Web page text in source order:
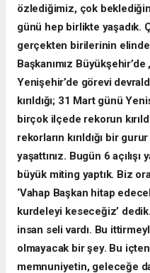
özlediğimiz, çok
günü hep birlikte yaşadık.
gerçekten birilerinin
Başkanımız
Yenişehir’de görevi
kırıldığı; 31 Mart günü
birçok ilçede rekorun
rekorların kırıldığı bir
yaşattınız. Bugün 6
büyük miting yaptık. Biz
‘Vahap Başkan hitap
kurdeleyi keseceğiz’
insan seli vardı. Bu
olmayacak bir şey. Bu
memnuniyetin, geleceğe